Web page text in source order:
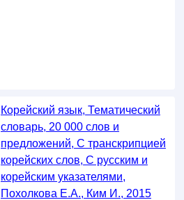
Корейский язык, Тематический
словарь, 20 000 слов и
предложений, С транскрипцией
корейских слов, С русским и
корейским указателями,
Похолкова Е.А., Ким И., 2015